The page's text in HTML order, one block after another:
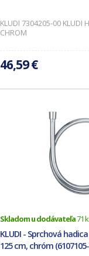
KLUDI 7304205-00 KLUDI
CHROM
46,59 €
Skladom u dodávateľa71
KLUDI - Sprchová hadica
125 cm, chróm